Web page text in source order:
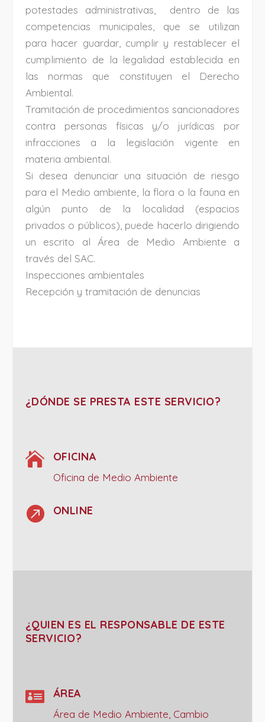
potestades administrativas, dentro de las
competencias municipales, que se utilizan
para hacer guardar, cumplir y restablecer el
cumplimiento de la legalidad establecida en
las normas que constituyen el Derecho
Ambiental.
Tramitación de procedimientos sancionadores
contra personas físicas y/o jurídicas por
infracciones a la legislación vigente en
materia ambiental.
Si desea denunciar una situación de riesgo
para el Medio ambiente, la flora o la fauna en
algún punto de la localidad (espacios
privados o públicos), puede hacerlo dirigiendo
un escrito al Área de Medio Ambiente a
través del SAC.
Inspecciones ambientales
Recepción y tramitación de denuncias
¿DÓNDE SE PRESTA ESTE SERVICIO?
 OFICINA
Oficina de Medio Ambiente
 ONLINE
¿QUIEN ES EL RESPONSABLE DE ESTE
SERVICIO?
 ÁREA
Área de Medio Ambiente, Cambio